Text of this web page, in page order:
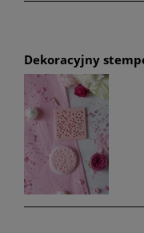
Dekoracyjny